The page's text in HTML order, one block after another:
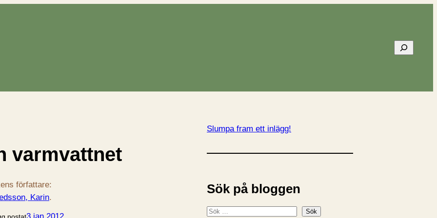
Sök
varmvattnet
författare:
Karin.
postat3 jan 2012
Slumpa fram ett inlägg!
Sök på bloggen
S
Sök